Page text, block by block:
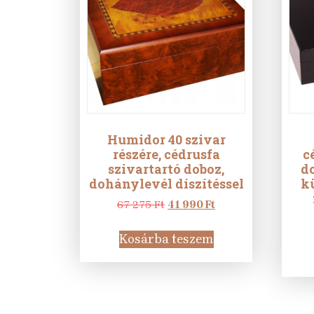
Humidor 40 szivar
részére, cédrusfa
szivartartó doboz,
dohánylevél díszítéssel
67 275Ft Original
was:
67
275 Ft.
41 990FtCurrent
990 Ft.
Kosárba teszem